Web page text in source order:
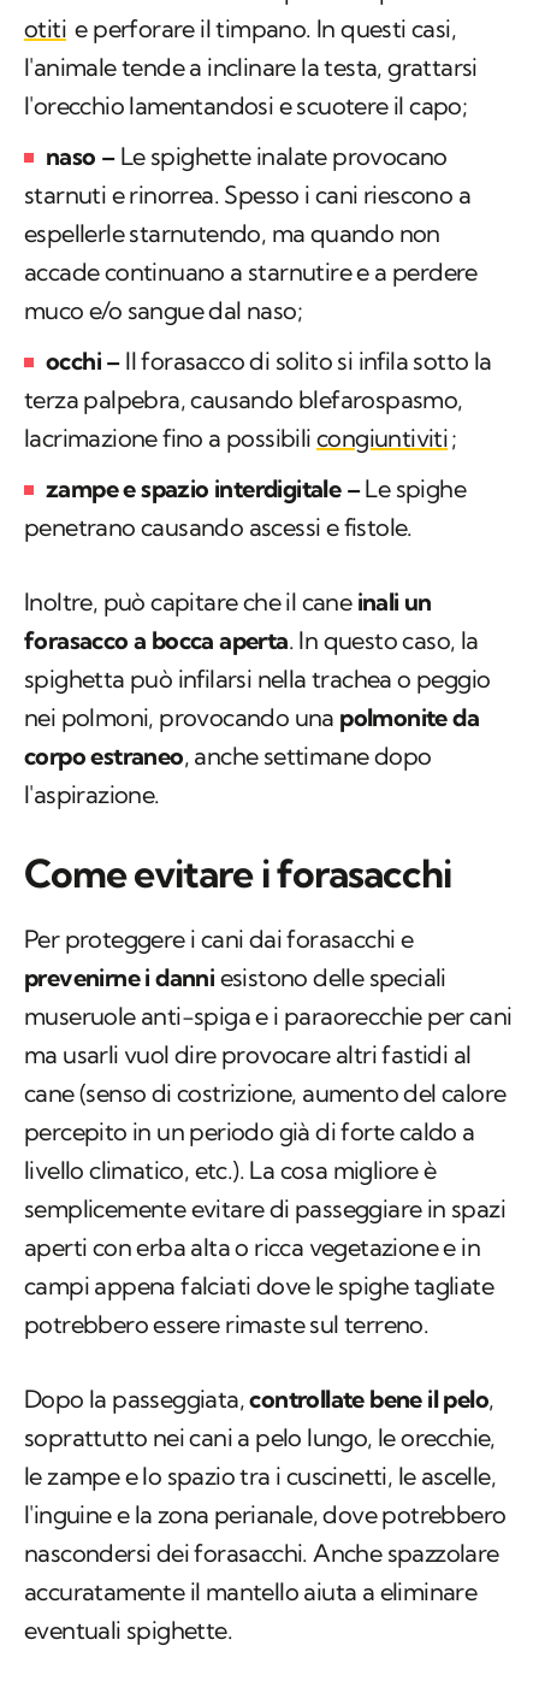
otiti e perforare il timpano. In questi casi,
l'animale tende a inclinare la testa, grattarsi
l'orecchio lamentandosi e scuotere il capo;
naso –Le spighette inalate provocano
starnuti e rinorrea. Spesso i cani riescono a
espellerle starnutendo, ma quando non
accade continuano a starnutire e a perdere
muco e/o sangue dal naso;
occhi –Il forasacco di solito si infila sotto la
terza palpebra, causando blefarospasmo,
lacrimazione fino a possibili congiuntiviti;
zampe e spazio interdigitale –Le spighe
penetrano causando ascessi e fistole.
Inoltre, può capitare che il cane inali un
forasacco a bocca aperta. In questo caso, la
spighetta può infilarsi nella trachea o peggio
nei polmoni, provocando una polmonite da
corpo estraneo, anche settimane dopo
l'aspirazione.
Come evitare i forasacchi
Per proteggere i cani dai forasacchi e
prevenirne i danni esistono delle speciali
museruole anti-spiga e i paraorecchie per cani
ma usarli vuol dire provocare altri fastidi al
cane (senso di costrizione, aumento del calore
percepito in un periodo già di forte caldo a
livello climatico, etc.). La cosa migliore è
semplicemente evitare di passeggiare in spazi
aperti con erba alta o ricca vegetazione e in
campi appena falciati dove le spighe tagliate
potrebbero essere rimaste sul terreno.
Dopo la passeggiata,controllate bene il pelo,
soprattutto nei cani a pelo lungo, le orecchie,
le zampe e lo spazio tra i cuscinetti, le ascelle,
l'inguine e la zona perianale, dove potrebbero
nascondersi dei forasacchi. Anche spazzolare
accuratamente il mantello aiuta a eliminare
eventuali spighette.